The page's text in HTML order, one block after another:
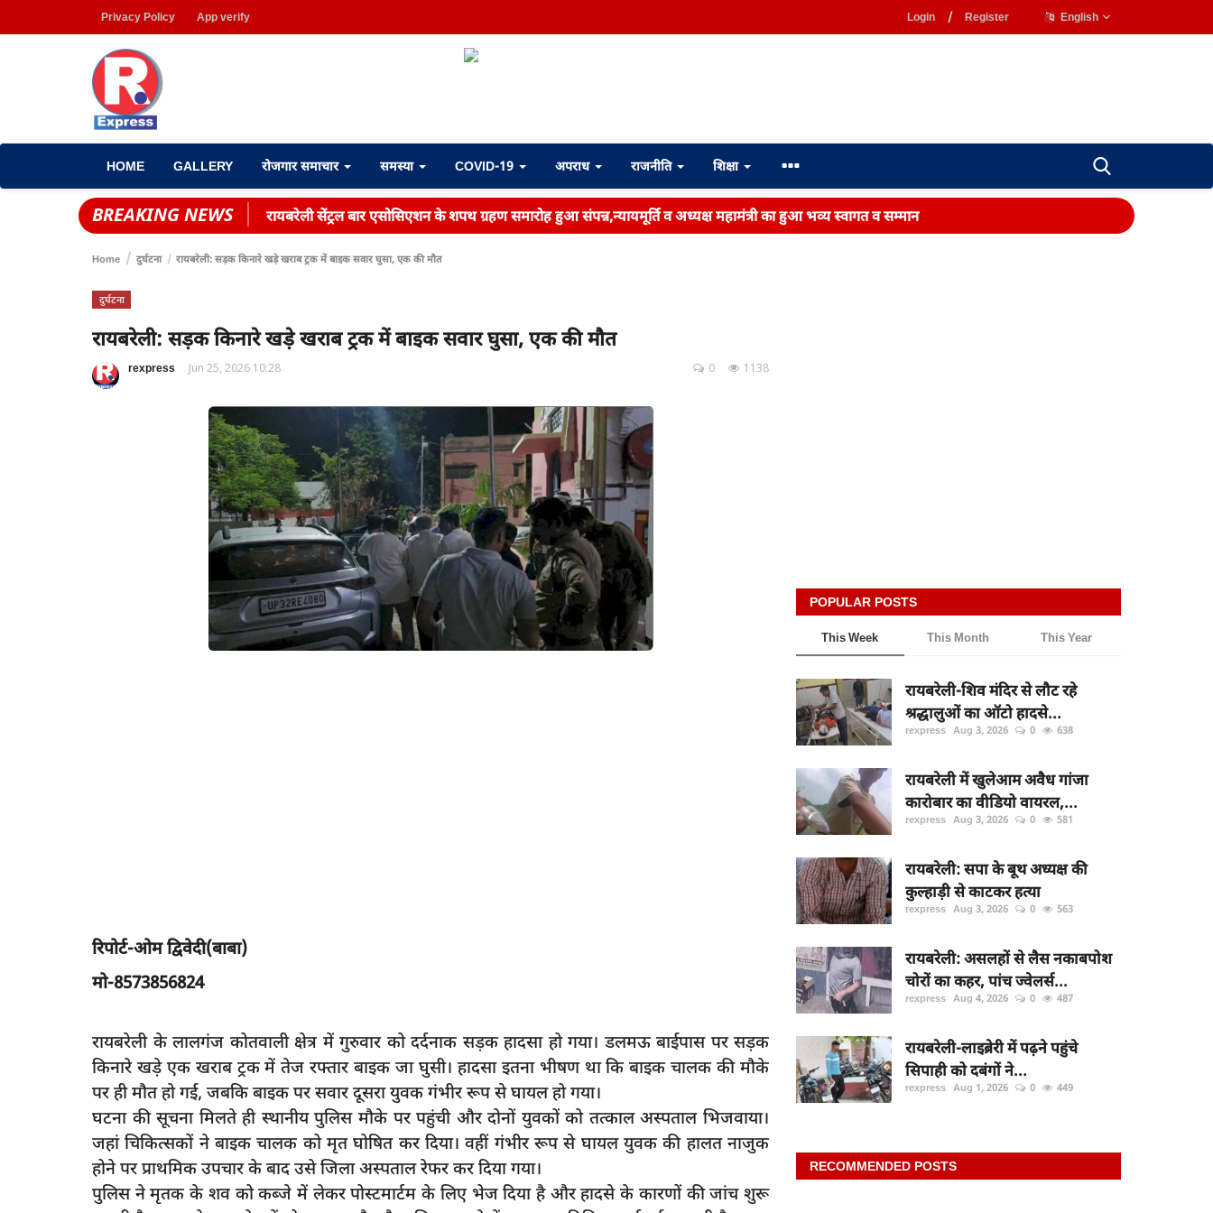
Privacy Policy App verify Login / Register English
HOME GALLERY रोजगार समाचार समस्या COVID-19 अपराध राजनीति शिक्षा
BREAKING NEWS रायबरेली सेंट्रल बार एसोसिएशन के शपथ ग्रहण समारोह हुआ संपन्न,न्यायमूर्ति व अध्यक्ष महामंत्री का हुआ भव्य स्वागत व सम्मान
Home दुर्घटना रायबरेली: सड़क किनारे खड़े खराब ट्रक में बाइक सवार घुसा, एक की मौत
दुर्घटना
रायबरेली: सड़क किनारे खड़े खराब ट्रक में बाइक सवार घुसा, एक की मौत
rexpress Jun 25, 2026 10:28 1138
0
रिपोर्ट-ओम द्विवेदी(बाबा)
मो-8573856824
रायबरेली के लालगंज कोतवाली क्षेत्र में गुरुवार को दर्दनाक सड़क हादसा हो गया। डलमऊ बाईपास पर सड़क
किनारे खड़े एक खराब ट्रक में तेज रफ्तार बाइक जा घुसी। हादसा इतना भीषण था कि बाइक चालक की मौके
पर ही मौत हो गई, जबकि बाइक पर सवार दूसरा युवक गंभीर रूप से घायल हो गया।
घटना की सूचना मिलते ही स्थानीय पुलिस मौके पर पहुंची और दोनों युवकों को तत्काल अस्पताल भिजवाया।
जहां चिकित्सकों ने बाइक चालक को मृत घोषित कर दिया। वहीं गंभीर रूप से घायल युवक की हालत नाजुक
होने पर प्राथमिक उपचार के बाद उसे जिला अस्पताल रेफर कर दिया गया।
पुलिस ने मृतक के शव को कब्जे में लेकर पोस्टमार्टम के लिए भेज दिया है और हादसे के कारणों की जांच शुरू
POPULAR POSTS
This Week This Month This Year
रायबरेली-शिव मंदिर से लौट रहे
श्रद्धालुओं का ऑटो हादसे...
rexpress Aug 3, 2026 0 638
रायबरेली में खुलेआम अवैध गांजा
कारोबार का वीडियो वायरल,...
rexpress Aug 3, 2026 0 581
रायबरेली: सपा के बूथ अध्यक्ष की
कुल्हाड़ी से काटकर हत्या
rexpress Aug 3, 2026 0 563
रायबरेली: असलहों से लैस नकाबपोश
चोरों का कहर, पांच ज्वेलर्स...
rexpress Aug 4, 2026 0 487
रायबरेली-लाइब्रेरी में पढ़ने पहुंचे
सिपाही को दबंगों ने...
rexpress Aug 1, 2026 0 449
RECOMMENDED POSTS